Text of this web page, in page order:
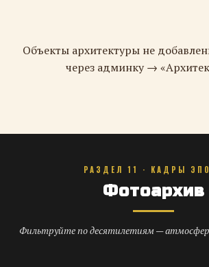
Объекты архитектуры не
через админку →
РАЗДЕЛ 11 · КАДРЫ
Фотоархив
Фильтруйте по десятилетиям —